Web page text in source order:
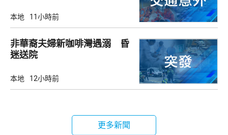
本地 11小時前
非華裔夫婦新咖啡灣遇溺 昏
迷送院
本地 12小時前
更多新聞